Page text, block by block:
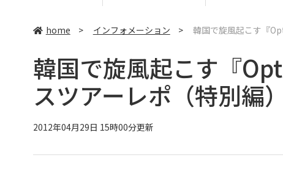
home > インフォメーション > 韓国で旋風起こす『
韓国で旋風起こす『
スツアーレポ（特別編）
2012年04月29日 15時00分更新